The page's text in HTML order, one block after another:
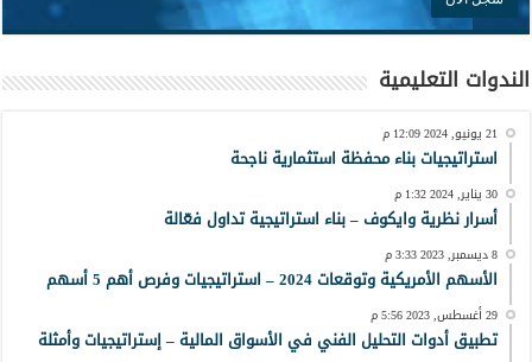
الندوات التعليمية
21 يونيو, 2024 12:09 م
استراتيجيات بناء محفظة استثمارية ناجحة
30 يناير, 2024 1:32 م
أسرار نظرية وايكوف – بناء استراتيجية تداول فعّالة
8 ديسمبر, 2023 3:33 م
الأسهم الأمريكية وتوقعات 2024 – استراتيجيات وفرص أهم 5 أسهم
29 أغسطس, 2023 5:56 م
تطبيق أدوات التحليل الفني في الأسواق المالية – إستراتيجيات وأمثلة